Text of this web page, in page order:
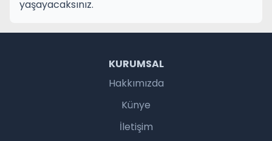
yaşayacaksınız.
KURUMSAL
Hakkımızda
Künye
İletişim